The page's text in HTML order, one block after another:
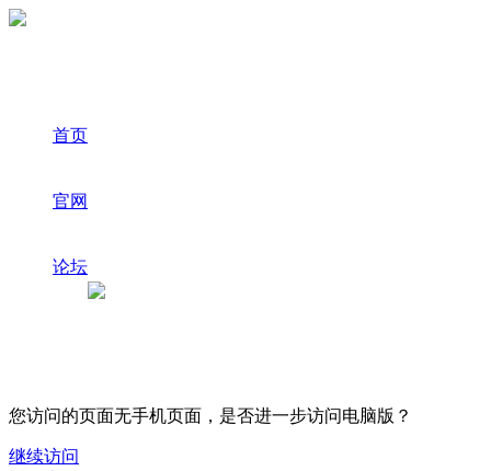
首页
官网
论坛
您访问的页面无手机页面，是否进一步访问电脑版？
继续访问